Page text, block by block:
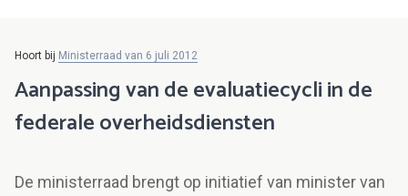
Hoort bij Ministerraad van 6 juli 2012
Aanpassing van de evaluatiecycli in de
federale overheidsdiensten
De ministerraad brengt op initiatief van minister van